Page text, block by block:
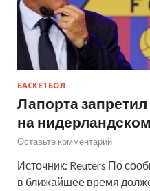
БАСКЕТБОЛ
Лапорта
на
Оставьте комментарий
Источник: Reuters По
в ближайшее время